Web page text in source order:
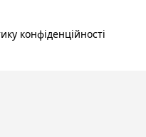
конфіденційності
книг, які можна